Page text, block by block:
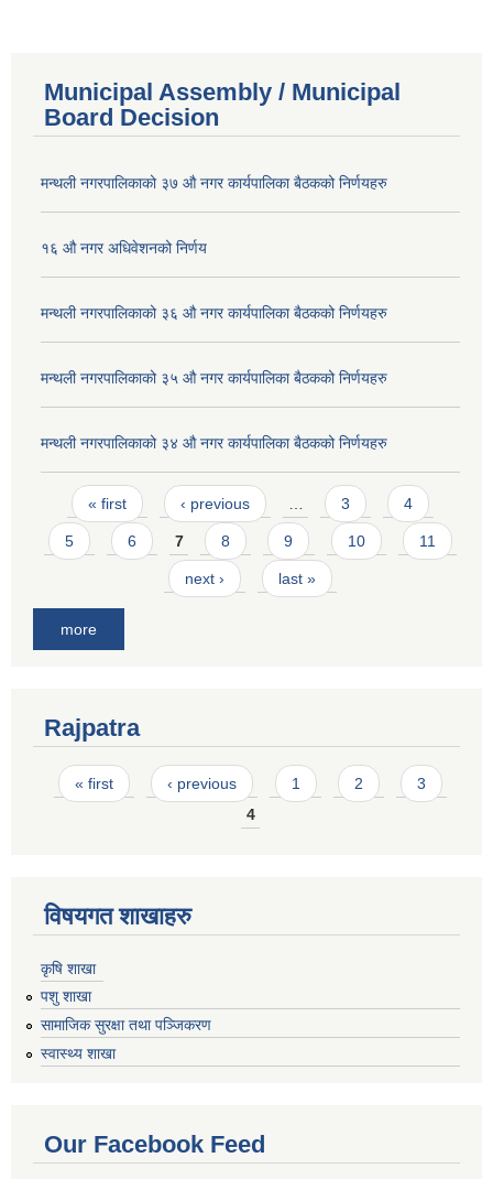
Municipal Assembly / Municipal
Board Decision
मन्थली नगरपालिकाको ३७ औ नगर कार्यपालिका बैठकको निर्णयहरु
१६ औ नगर अधिवेशनको निर्णय
मन्थली नगरपालिकाको ३६ औ नगर कार्यपालिका बैठकको निर्णयहरु
मन्थली नगरपालिकाको ३५ औ नगर कार्यपालिका बैठकको निर्णयहरु
मन्थली नगरपालिकाको ३४ औ नगर कार्यपालिका बैठकको निर्णयहरु
Pages
« first ‹ previous 3 4
5 6 7 8 9 10 11
next › last »
more
Rajpatra
Pages
« first ‹ previous 1 2
3
4
विषयगत शाखाहरु
कृषि शाखा
पशु शाखा
सामाजिक सुरक्षा तथा पञ्जिकरण
स्वास्थ्य शाखा
Our Facebook Feed